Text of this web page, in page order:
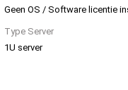
Geen OS / Software licentie
Type Server
1U server